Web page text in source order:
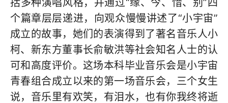
括多种演唱风格，并通过“缘、今、惜、别”四
个篇章层层递进，向观众慢慢讲述了“小宇宙”
成立的故事，她们的表演得到了著名音乐人小
柯、新东方董事长俞敏洪等社会知名人士的认
可和高度评价。这场本科毕业音乐会是小宇宙
青春组合成立以来的第一场音乐会，三个女生
说，音乐里有欢笑，有泪水，也有你我终将逝